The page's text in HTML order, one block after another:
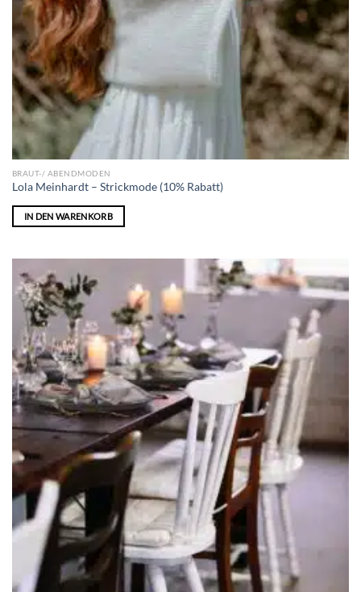
BRAUT-/ ABENDMODEN
Lola Meinhardt – Strickmode (10% Rabatt)
IN DEN WARENKORB